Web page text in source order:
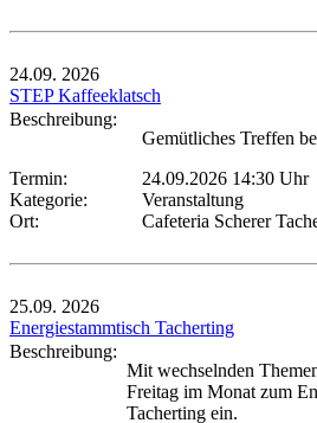
24.09. 2026
STEP Kaffeeklatsch
Beschreibung:
Gemütliches Treffen
Termin:
24.09.2026 14:30 Uhr
Kategorie:
Veranstaltung
Ort:
Cafeteria Scherer
25.09. 2026
Energiestammtisch Tacherting
Beschreibung:
Mit wechselnden
Freitag im Monat zum
Tacherting ein.